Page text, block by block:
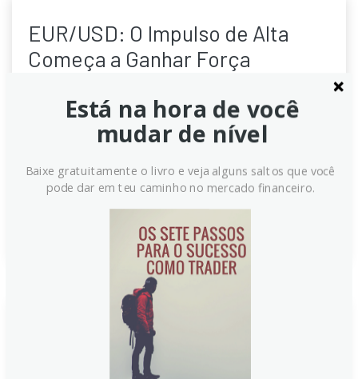
EUR/USD: O Impulso de Alta
Começa a Ganhar Força
suficiente para romper a resistência em 1,1720. Em
prazo mais longo, o momentum de alta começa a
ganhar força, aumentando a probabilidade de o
EUR/USD romper 1,1720 e manter o viés positivo no
médio prazo para outros cenários também.
EUR/USD permanece em alta,
aponta Grupo UOB
Está na hora de você
mudar de nível
Baixe gratuitamente o livro e veja alguns saltos que você
pode dar em teu caminho no mercado financeiro.